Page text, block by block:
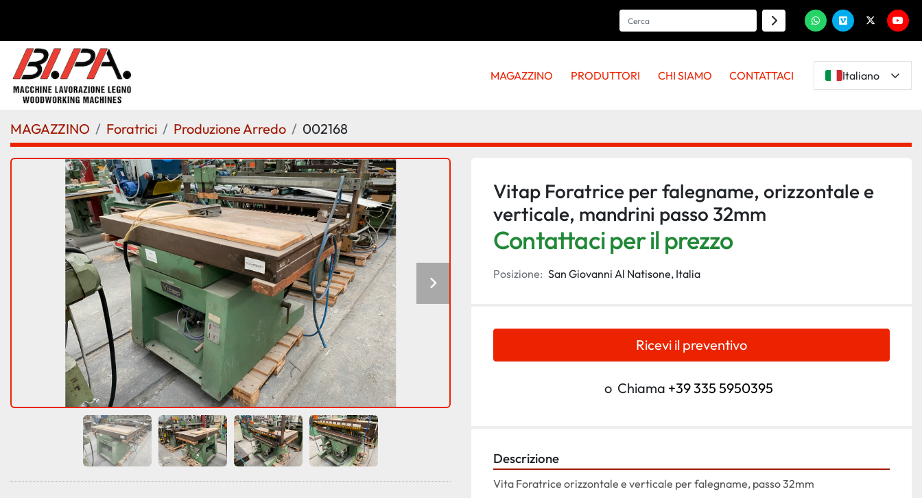
whatsappvimeotwitter
MAGAZZINO PRODUTTORI CHI SIAMO CONTATTACI Italiano
MAGAZZINO Foratrici Produzione Arredo 002168
Vitap Foratrice per falegname, orizzontale e
verticale, mandrini passo 32mm
Contattaci per il prezzo
Posizione: San Giovanni Al Natisone, Italia
Ricevi il preventivo
o Chiama +39 335 5950395
Descrizione
Vita Foratrice orizzontale e verticale per falegname, passo 32mm